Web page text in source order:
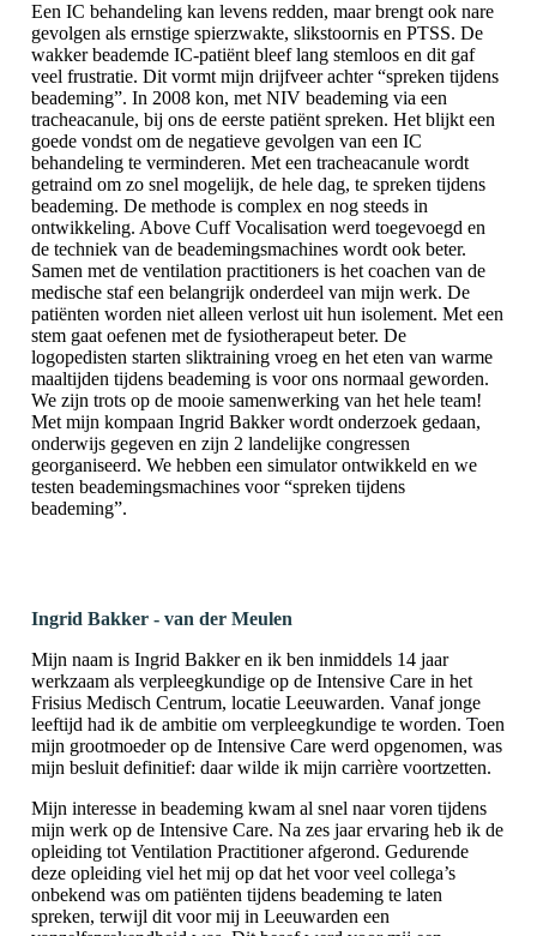
Een IC behandeling kan levens redden, maar brengt ook nare
gevolgen als ernstige spierzwakte, slikstoornis en PTSS. De
wakker beademde IC-patiënt bleef lang stemloos en dit gaf
veel frustratie. Dit vormt mijn drijfveer achter “spreken tijdens
beademing”. In 2008 kon, met NIV beademing via een
tracheacanule, bij ons de eerste patiënt spreken. Het blijkt een
goede vondst om de negatieve gevolgen van een IC
behandeling te verminderen. Met een tracheacanule wordt
getraind om zo snel mogelijk, de hele dag, te spreken tijdens
beademing. De methode is complex en nog steeds in
ontwikkeling. Above Cuff Vocalisation werd toegevoegd en
de techniek van de beademingsmachines wordt ook beter.
Samen met de ventilation practitioners is het coachen van de
medische staf een belangrijk onderdeel van mijn werk. De
patiënten worden niet alleen verlost uit hun isolement. Met een
stem gaat oefenen met de fysiotherapeut beter. De
logopedisten starten sliktraining vroeg en het eten van warme
maaltijden tijdens beademing is voor ons normaal geworden.
We zijn trots op de mooie samenwerking van het hele team!
Met mijn kompaan Ingrid Bakker wordt onderzoek gedaan,
onderwijs gegeven en zijn 2 landelijke congressen
georganiseerd. We hebben een simulator ontwikkeld en we
testen beademingsmachines voor “spreken tijdens
beademing”.
Ingrid Bakker - van der Meulen
Mijn naam is Ingrid Bakker en ik ben inmiddels 14 jaar
werkzaam als verpleegkundige op de Intensive Care in het
Frisius Medisch Centrum, locatie Leeuwarden. Vanaf jonge
leeftijd had ik de ambitie om verpleegkundige te worden. Toen
mijn grootmoeder op de Intensive Care werd opgenomen, was
mijn besluit definitief: daar wilde ik mijn carrière voortzetten.
Mijn interesse in beademing kwam al snel naar voren tijdens
mijn werk op de Intensive Care. Na zes jaar ervaring heb ik de
opleiding tot Ventilation Practitioner afgerond. Gedurende
deze opleiding viel het mij op dat het voor veel collega’s
onbekend was om patiënten tijdens beademing te laten
spreken, terwijl dit voor mij in Leeuwarden een